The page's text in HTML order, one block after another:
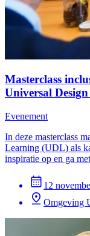
Masterclass
Universal
Evenement
In deze masterclass
Learning (UDL) als
inspiratie op en ga
12
Omgeving